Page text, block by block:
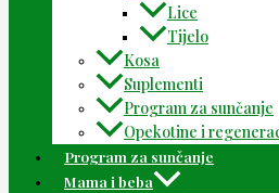
Lice
Tijelo
Kosa
Suplementi
Program za sunčanje
Opekotine i
Program za sunčanje
Mama i beba